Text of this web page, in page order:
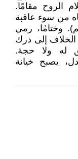
الروح مقامًا.
من سوء عاقبة
وختامًا، رمي
الخلاف إلى درك
له ولا حجة.
يصبح خيانة